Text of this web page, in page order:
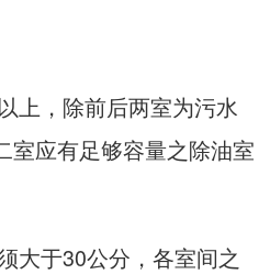
上，除前后两室为污水
室应有足够容量之除油室
大于30公分，各室间之